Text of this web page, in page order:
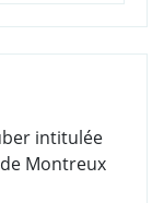
intitulée
Montreux